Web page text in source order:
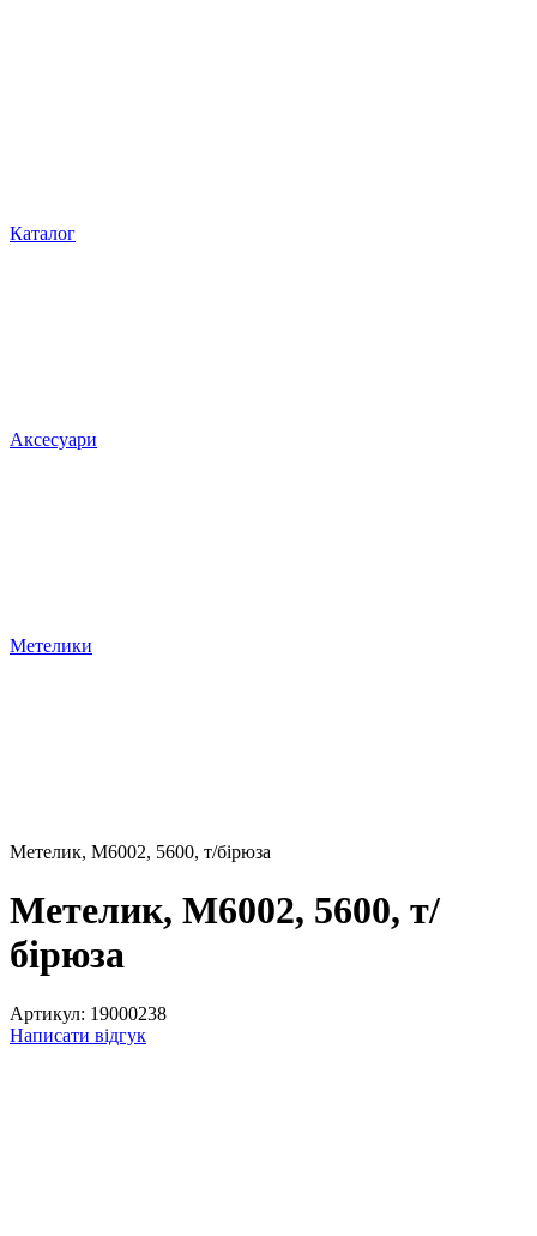
Каталог
Аксесуари
Метелики
Метелик, М6002, 5600, т/бірюза
Метелик, М6002, 5600, т/
бірюза
Артикул: 19000238
Написати відгук